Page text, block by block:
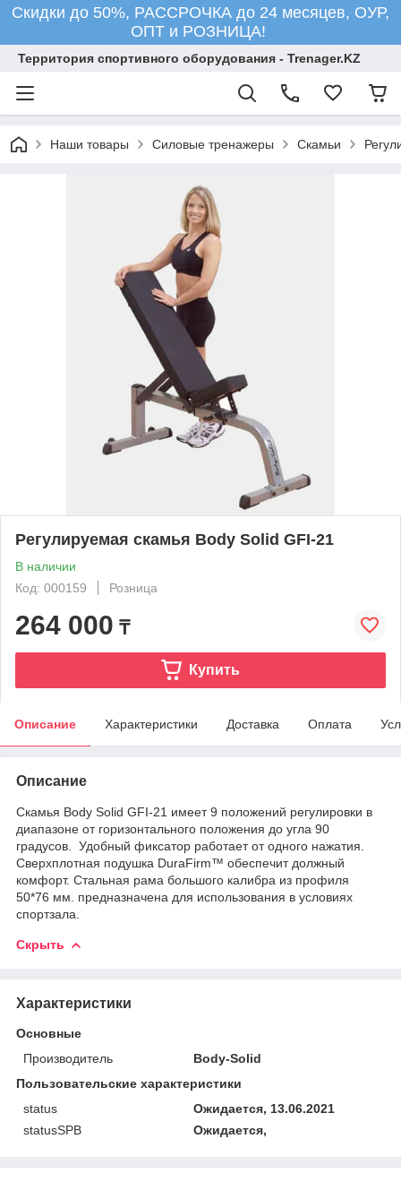
Скидки до 50%, РАССРОЧКА до 24 месяцев, ОУР,
ОПТ и РОЗНИЦА!
Территория спортивного оборудования - Trenager.KZ
Наши товары Силовые тренажеры Скамьи
Регулируемая скамья Body Solid GFI-21
В наличии
Код: 000159
Розница
264 000 ₸
Купить
Описание Характеристики Доставка Оплата
Описание
Скамья Body Solid GFI-21 имеет 9 положений регулировки в
диапазоне от горизонтального положения до угла 90
градусов. Удобный фиксатор работает от одного нажатия.
Сверхплотная подушка DuraFirm™ обеспечит должный
комфорт. Стальная рама большого калибра из профиля
50*76 мм. предназначена для использования в условиях
спортзала.
Скрыть
Характеристики
Основные
Производитель
Body-Solid
Пользовательские характеристики
status
Ожидается, 13.06.2021
statusSPB
Ожидается,